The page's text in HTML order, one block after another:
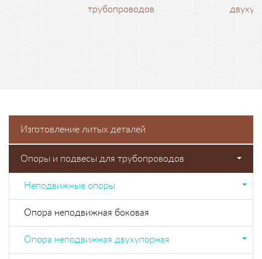
трубопроводов
Изготовление литых деталей
Опоры и подвесы для трубопроводов
Неподвижные опоры
Опора неподвижная боковая
Опора неподвижная двухупорная